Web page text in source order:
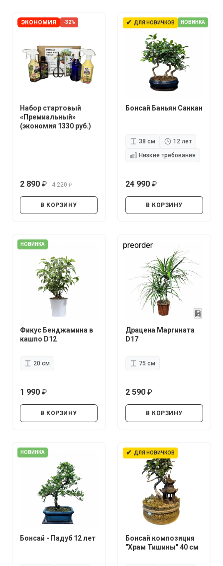
ЭКОНОМИЯ -32%
Набор стартовый
«Премиальный»
(экономия 1330 руб.)
2 890
4 220
В КОРЗИНУ
✔ ДЛЯ НОВИЧКОВ НОВИНКА
Бонсай Баньян Санкан
38 см
12 лет
Низкие требования
24 990
В КОРЗИНУ
НОВИНКА
Фикус Бенджамина в
кашпо D12
20 см
1 990
В КОРЗИНУ
preorder
Драцена Маргината
D17
75 см
2 590
В КОРЗИНУ
НОВИНКА
Бонсай - Падуб 12 лет
✔ ДЛЯ НОВИЧКОВ
Бонсай композиция
"Храм Тишины" 40 см